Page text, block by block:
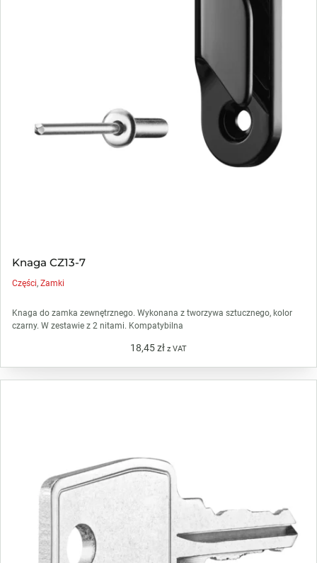
Knaga CZ13-7
Części,Zamki
Knaga do zamka zewnętrznego. Wykonana z tworzywa sztucznego, kolor
czarny. W zestawie z 2 nitami. Kompatybilna
18,45zł z VAT